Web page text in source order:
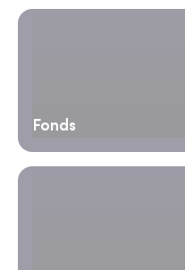
Fonds